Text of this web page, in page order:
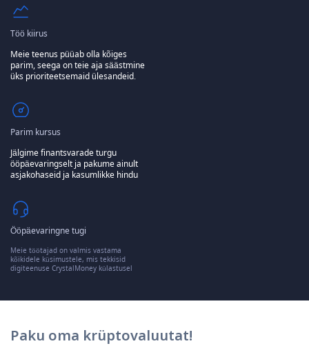
Töö kiirus
Meie teenus püüab olla kõiges
parim, seega on teie aja säästmine
üks prioriteetsemaid ülesandeid.
Parim kursus
Jälgime finantsvarade turgu
ööpäevaringselt ja pakume ainult
asjakohaseid ja kasumlikke hindu
Ööpäevaringne tugi
Meie töötajad on valmis vastama
kõikidele küsimustele, mis tekkisid
digiteenuse CrystalMoney külastusel
Paku oma krüptovaluutat!